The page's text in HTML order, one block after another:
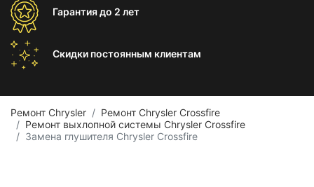
Гарантиядо 2 лет
Скидки постоянным клиентам
Ремонт Chrysler
Ремонт Chrysler Crossfire
Ремонт выхлопной системы Chrysler Crossfire
Замена глушителя Chrysler Crossfire